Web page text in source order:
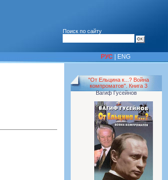
Поиск по сайту
РУС ENG
"От Ельцина к...? Война
компроматов". Книга 3
Вагиф Гусейнов